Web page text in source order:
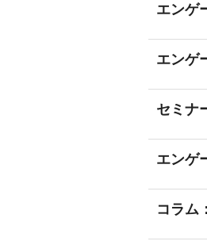
エンゲ
エンゲ
セミナ
エンゲ
コラム